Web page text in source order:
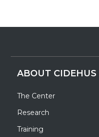
ABOUT CIDEHUS
The Center
Research
Training